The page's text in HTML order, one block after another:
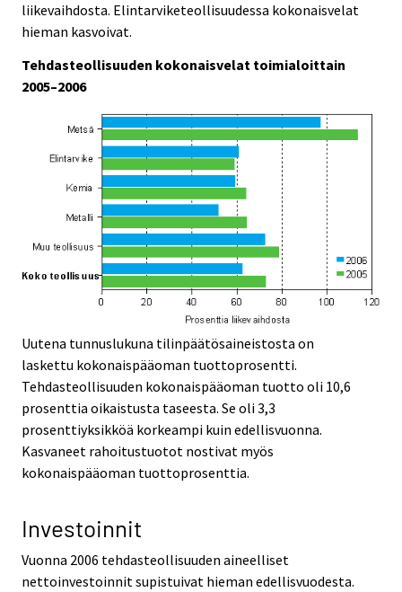
liikevaihdosta. Elintarviketeollisuudessa kokonaisvelat
hieman kasvoivat.
Tehdasteollisuuden kokonaisvelat toimialoittain
2005–2006
Uutena tunnuslukuna tilinpäätösaineistosta on
laskettu kokonaispääoman tuottoprosentti.
Tehdasteollisuuden kokonaispääoman tuotto oli 10,6
prosenttia oikaistusta taseesta. Se oli 3,3
prosenttiyksikköä korkeampi kuin edellisvuonna.
Kasvaneet rahoitustuotot nostivat myös
kokonaispääoman tuottoprosenttia.
Investoinnit
Vuonna 2006 tehdasteollisuuden aineelliset
nettoinvestoinnit supistuivat hieman edellisvuodesta.